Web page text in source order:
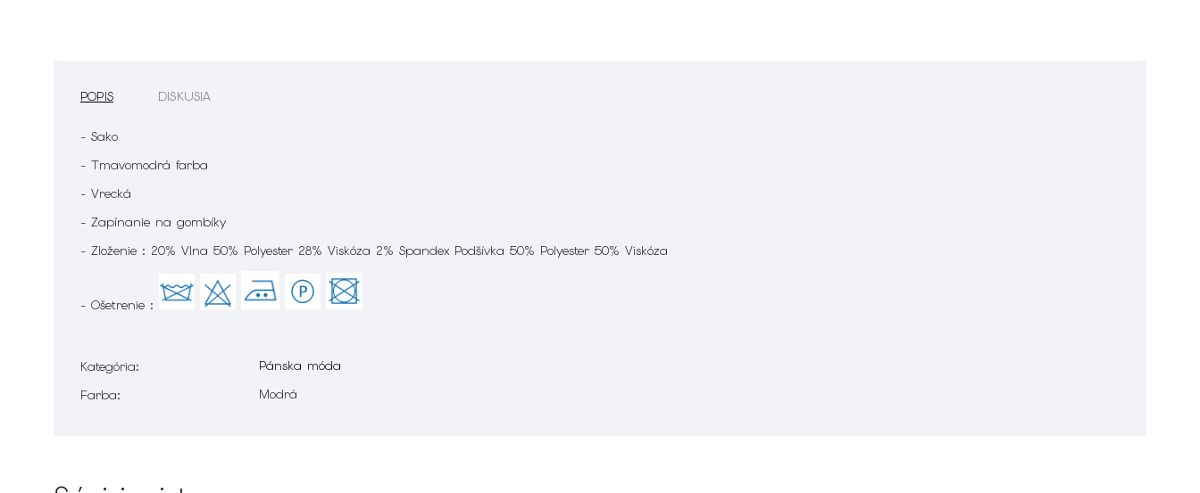
POPIS DISKUSIA
- Sako
- Tmavomodrá farba
- Vrecká
- Zapínanie na gombíky
- Zloženie : 20% Vlna 50% Polyester 28% Viskóza 2% Spandex Podšívka 50% Polyester 50% Viskóza
- Ošetrenie :
Kategória:
Pánska móda
Farba: Modrá